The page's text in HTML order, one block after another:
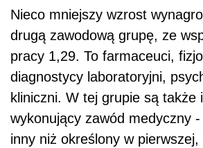
Nieco mniejszy wzrost
drugą zawodową grupę, ze
pracy 1,29. To farmaceuci,
diagnostycy laboratoryjni,
kliniczni. W tej grupie są także
wykonujący zawód medyczny
inny niż określony w pierwszej,